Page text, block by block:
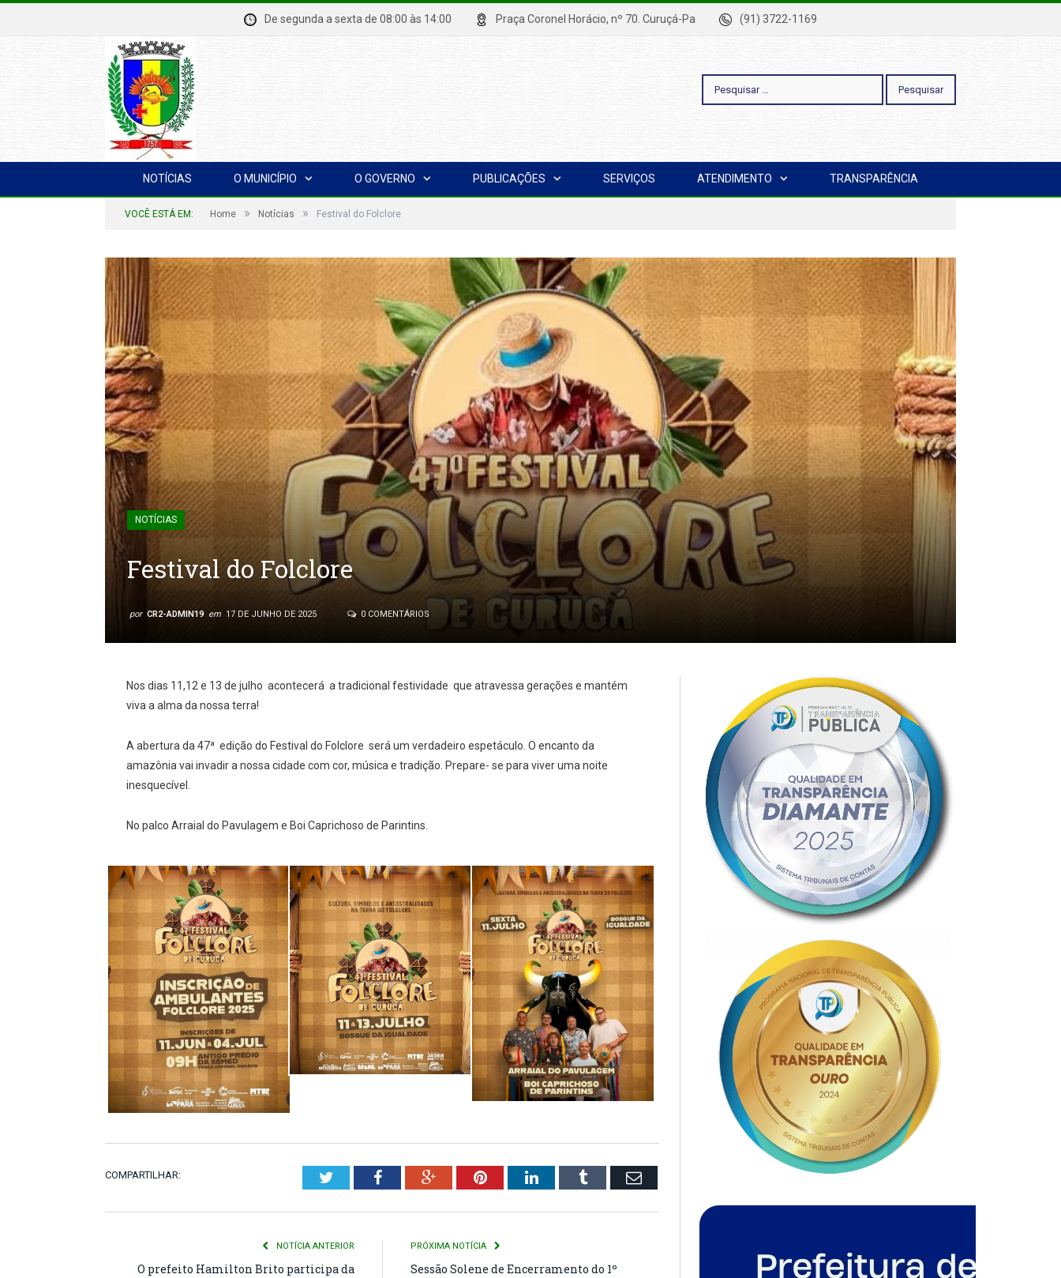
De segunda a sexta de 08:00 às 14:00 Praça Coronel Horácio, nº 70. Curuçá-Pa (91) 3722-1169
Pesquisar
por:
NOTÍCIAS O MUNICÍPIO O GOVERNO PUBLICAÇÕES SERVIÇOS ATENDIMENTO TRANSPARÊNCIA
VOCÊ ESTÁ EM: Home » Notícias » Festival do Folclore
NOTÍCIAS
Festival do Folclore
por CR2-ADMIN19 em 17 DE JUNHO DE 2025 0 COMENTÁRIOS
Nos dias 11,12 e 13 de julho acontecerá a tradicional festividade que atravessa gerações e mantém
viva a alma da nossa terra!
A abertura da 47ª edição do Festival do Folclore será um verdadeiro espetáculo. O encanto da
amazônia vai invadir a nossa cidade com cor, música e tradição. Prepare- se para viver uma noite
inesquecível.
No palco Arraial do Pavulagem e Boi Caprichoso de Parintins.
COMPARTILHAR: TwitterFacebookGoogle+PinterestLinkedInTumblr Email
NOTÍCIA ANTERIOR
O prefeito Hamilton Brito participa da
PRÓXIMA NOTÍCIA
Sessão Solene de Encerramento do 1º